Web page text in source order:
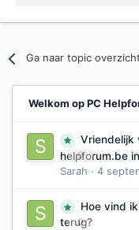
Ga naar topic overzicht
Welkom op PC
0
Vriendelijk
helpforum.be
Sarah · 4
0
Hoe vind
terug?